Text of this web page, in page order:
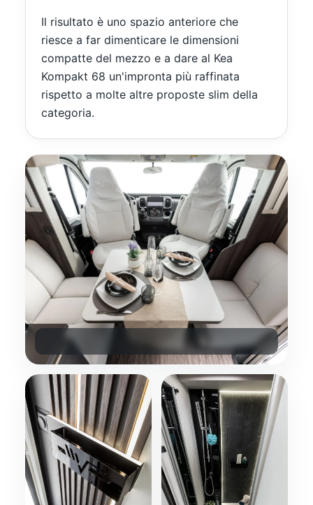
Il risultato è uno spazio anteriore che
riesce a far dimenticare le dimensioni
compatte del mezzo e a dare al Kea
Kompakt 68 un'impronta più raffinata
rispetto a molte altre proposte slim della
categoria.